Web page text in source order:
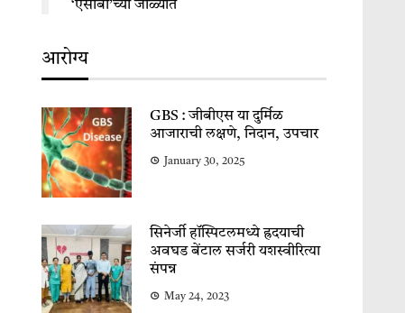
‘एसीबी’च्या जाळ्यात
आरोग्य
GBS : जीबीएस या दुर्मिळ
आजाराची लक्षणे, निदान, उपचार
January 30, 2025
सिनेर्जी हॉस्पिटलमध्ये ह्रदयाची
अवघड बेंटाल सर्जरी यशस्वीरित्या
संपन्न
May 24, 2023